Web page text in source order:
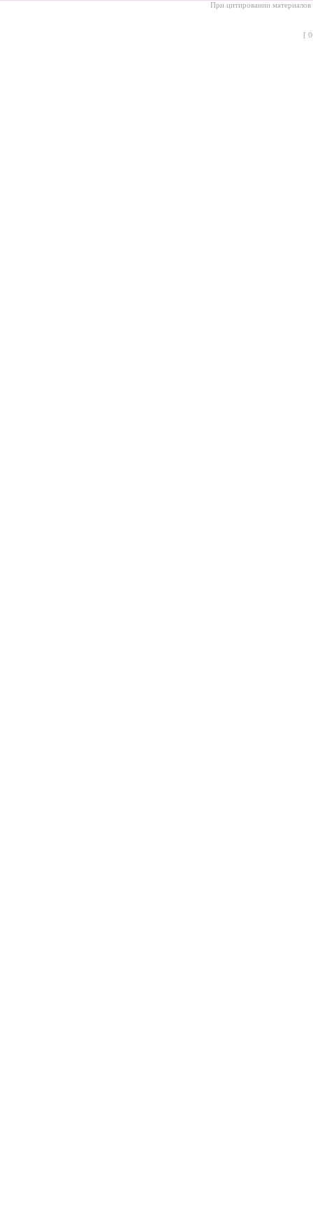
При цитировании материалов
[